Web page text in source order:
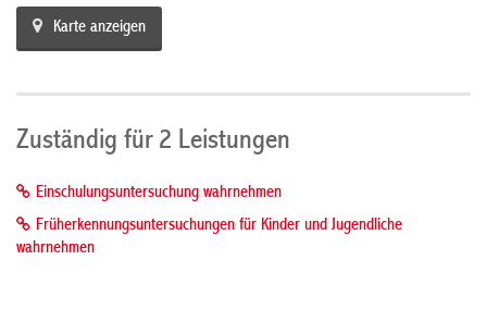
Karte anzeigen
Zuständig für 2 Leistungen
Einschulungsuntersuchung wahrnehmen
Früherkennungsuntersuchungen für Kinder und Jugendliche
wahrnehmen